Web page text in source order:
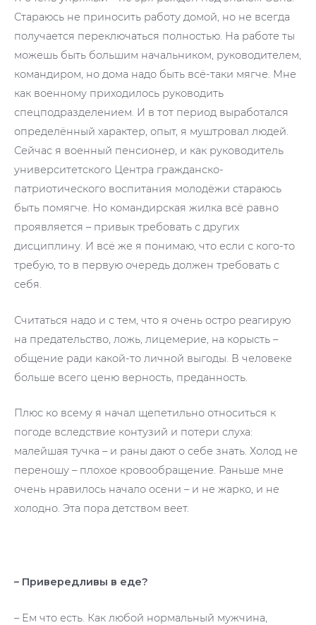
Стараюсь не приносить работу домой, но не всегда
получается переключаться полностью. На работе ты
можешь быть большим начальником, руководителем,
командиром, но дома надо быть всё-таки мягче. Мне
как военному приходилось руководить
спецподразделением. И в тот период выработался
определённый характер, опыт, я муштровал людей.
Сейчас я военный пенсионер, и как руководитель
университетского Центра гражданско-
патриотического воспитания молодёжи стараюсь
быть помягче. Но командирская жилка всё равно
проявляется – привык требовать с других
дисциплину. И всё же я понимаю, что если с кого-то
требую, то в первую очередь должен требовать с
себя.
Считаться надо и с тем, что я очень остро реагирую
на предательство, ложь, лицемерие, на корысть –
общение ради какой-то личной выгоды. В человеке
больше всего ценю верность, преданность.
Плюс ко всему я начал щепетильно относиться к
погоде вследствие контузий и потери слуха:
малейшая тучка – и раны дают о себе знать. Холод не
переношу – плохое кровообращение. Раньше мне
очень нравилось начало осени – и не жарко, и не
холодно. Эта пора детством веет.
– Привередливы в еде?
– Ем что есть. Как любой нормальный мужчина,